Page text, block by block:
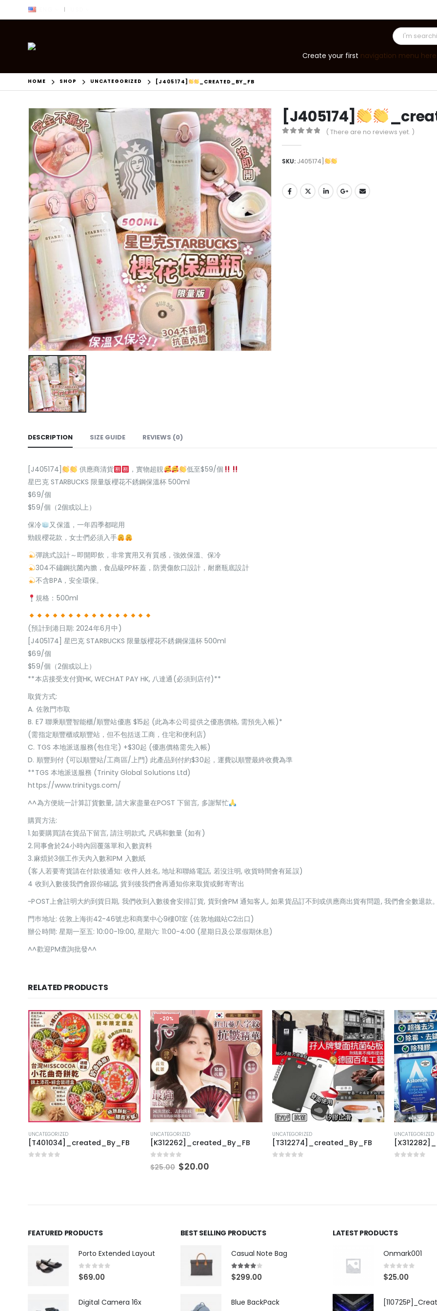
|
Create your first navigation menu here
HOME SHOP UNCATEGORIZED [J405174] _CREATED_BY_FB
[J405174]
( There are no reviews yet. )
SKU: J405174]
DESCRIPTION SIZE GUIDE REVIEWS (0)
[J405174] 供應商清貨 ，實物超靚
低至$59/個
星巴克 STARBUCKS 限量版櫻花不銹鋼保溫杯 500ml
$69/個
$59/個（2個或以上）
保冷
又保溫，一年四季都啱用
勁靚櫻花款，女士們必須入手
彈跳式設計～即開即飲，非常實用又有質感，強效保溫、保冷
304不鏽鋼抗菌內膽，食品級PP杯蓋，防燙傷飲口設計，耐磨瓶底設計
不含BPA，安全環保。
規格：500ml
(預計到港日期: 2024年6月中)
[J405174] 星巴克 STARBUCKS 限量版櫻花不銹鋼保溫杯 500ml
$69/個
$59/個（2個或以上）
**本店接受支付寶HK, WECHAT PAY HK, 八達通(必須到店付)**
取貨方式:
A. 佐敦門巿取
B. E7 聯乘順豐智能櫃/順豐站優惠 $15起 (此為本公司提供之優惠價格, 需預先入帳)*
(需指定順豐櫃或順豐站，但不包括送工商，住宅和便利店)
C. TGS 本地派送服務(包住宅) +$30起 (優惠價格需先入帳)
D. 順豐到付 (可以順豐站/工商區/上門) 此產品到付約$30起，運費以順豐最終收費為準
**TGS 本地派送服務 (Trinity Global Solutions Ltd)
https://www.trinitygs.com/
^^為方便統一計算訂貨數量, 請大家盡量在POST 下留言, 多謝幫忙
購買方法:
1.如要購買請在貨品下留言, 請注明款式, 尺碼和數量 (如有)
2.同事會於24小時內回覆落單和入數資料
3.麻煩於3個工作天內入數和PM 入數紙
(客人若要寄貨請在付款後通知: 收件人姓名, 地址和聯絡電話, 若沒注明, 收貨時間會有延誤)
4 收到入數後我們會跟你確認, 貨到後我們會再通知你來取貨或郵寄寄出
~POST上會註明大約到貨日期, 我們收到入數後會安排訂貨, 貨到會PM 通知客人, 如果貨品訂不到或供應商出貨有問題, 我們會全數退款
門巿地址: 佐敦上海街42-46號忠和商業中心9樓01室 (佐敦地鐵站C2出口)
辦公時間: 星期一至五: 10:00-19:00, 星期六: 11:00-4:00 (星期日及公眾假期休息)
^^歡迎PM查詢批發^^
RELATED PRODUCTS
UNCATEGORIZED
[T401034]_created_By_FB
-20%
UNCATEGORIZED
[K312262]_created_By_FB
out of 5
$25.00 $20.00
UNCATEGORIZED
[T312274]_created_By_FB
UNCATEGORIZED
FEATURED PRODUCTS
Porto Extended Layout
0 out of 5
$69.00
Digital Camera 16x
BEST SELLING PRODUCTS
Casual Note Bag
4.00out of 5
$299.00
Blue BackPack
LATEST PRODUCTS
Onmark001
0 out of 5
$25.00